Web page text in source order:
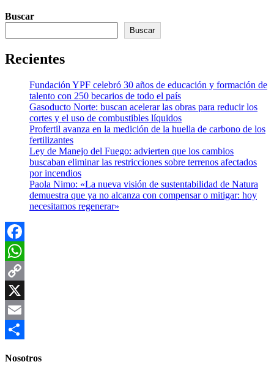
Buscar
Buscar
Recientes
Fundación YPF celebró 30 años de educación y formación de
talento con 250 becarios de todo el país
Gasoducto Norte: buscan acelerar las obras para reducir los
cortes y el uso de combustibles líquidos
Profertil avanza en la medición de la huella de carbono de los
fertilizantes
Ley de Manejo del Fuego: advierten que los cambios
buscaban eliminar las restricciones sobre terrenos afectados
por incendios
Paola Nimo: «La nueva visión de sustentabilidad de Natura
demuestra que ya no alcanza con compensar o mitigar: hoy
necesitamos regenerar»
Facebook
WhatsApp
Copy
Link
X
Email
Nosotros